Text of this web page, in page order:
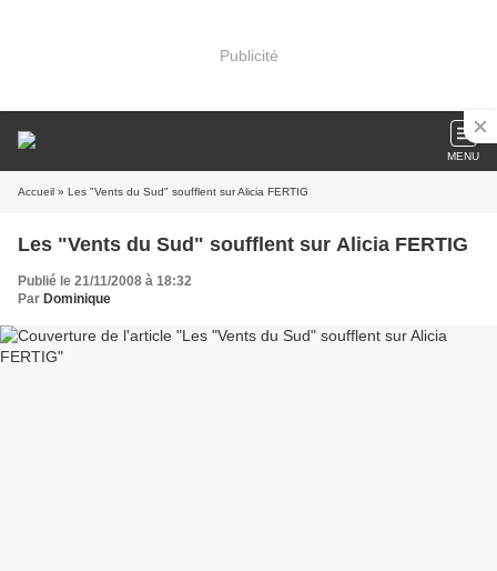
Publicité
MENU
Accueil » Les "Vents du Sud" soufflent sur Alicia FERTIG
Les "Vents du Sud" soufflent sur Alicia FERTIG
Publié le 21/11/2008 à 18:32
Par Dominique